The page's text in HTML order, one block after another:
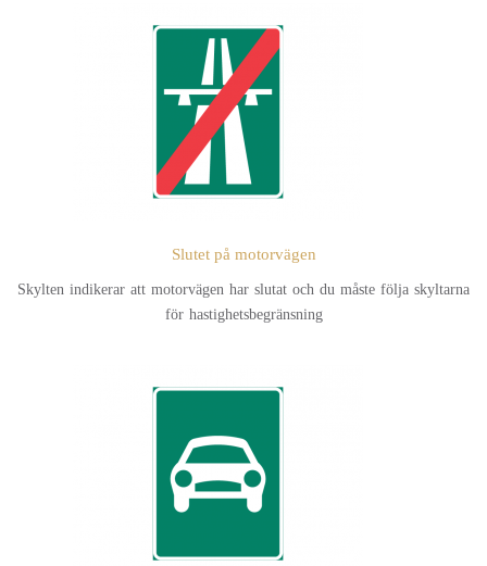
Slutet på motorvägen
Skylten indikerar att motorvägen har slutat och du måste följa skyltarna
för hastighetsbegränsning